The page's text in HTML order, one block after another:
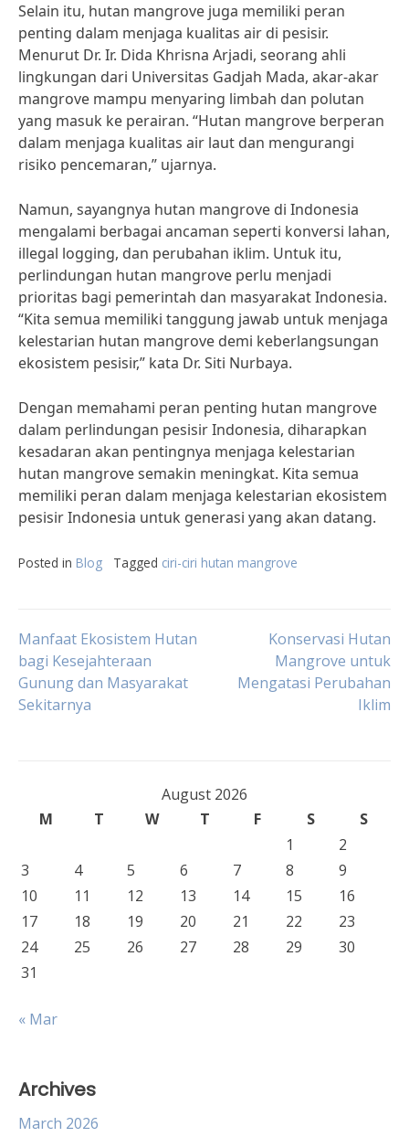
Selain itu, hutan mangrove juga memiliki peran
penting dalam menjaga kualitas air di pesisir.
Menurut Dr. Ir. Dida Khrisna Arjadi, seorang ahli
lingkungan dari Universitas Gadjah Mada, akar-akar
mangrove mampu menyaring limbah dan polutan
yang masuk ke perairan. “Hutan mangrove berperan
dalam menjaga kualitas air laut dan mengurangi
risiko pencemaran,” ujarnya.
Namun, sayangnya hutan mangrove di Indonesia
mengalami berbagai ancaman seperti konversi lahan,
illegal logging, dan perubahan iklim. Untuk itu,
perlindungan hutan mangrove perlu menjadi
prioritas bagi pemerintah dan masyarakat Indonesia.
“Kita semua memiliki tanggung jawab untuk menjaga
kelestarian hutan mangrove demi keberlangsungan
ekosistem pesisir,” kata Dr. Siti Nurbaya.
Dengan memahami peran penting hutan mangrove
dalam perlindungan pesisir Indonesia, diharapkan
kesadaran akan pentingnya menjaga kelestarian
hutan mangrove semakin meningkat. Kita semua
memiliki peran dalam menjaga kelestarian ekosistem
pesisir Indonesia untuk generasi yang akan datang.
Posted in Blog Tagged ciri-ciri hutan mangrove
Post
navigation
Manfaat Ekosistem Hutan
bagi Kesejahteraan
Gunung dan Masyarakat
Sekitarnya
Konservasi Hutan
Mangrove untuk
Mengatasi Perubahan
Iklim
August 2026
M
T W T F S
S
1
2
3
4 5 6 7 8
9
10
11 12 13 14 15
16
17
18 19 20 21 22
23
24
25 26 27 28 29
30
31
« Mar
Archives
March 2026